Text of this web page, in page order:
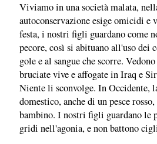
Viviamo in una società malata,
autoconservazione esige omicidi e
festa, i nostri figli guardano come
pecore, così si abituano all'uso dei
gole e al sangue che scorre.
bruciate vive e affogate in Iraq e
Niente li sconvolge. In Occidente,
domestico, anche di un pesce
bambino. I nostri figli guardano le
gridi nell'agonia, e non battono